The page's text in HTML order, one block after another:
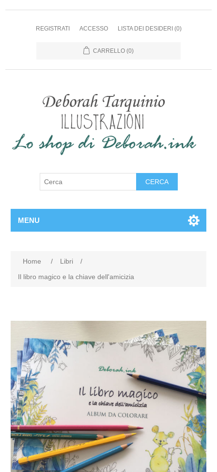
REGISTRATI ACCESSO LISTA DEI DESIDERI (0)
CARRELLO (0)
MENU
Home / Libri
/
Il libro magico e la chiave dell'amicizia